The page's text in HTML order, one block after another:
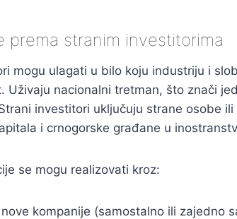
prema stranim investitorima
mogu ulagati u bilo koju industriju i
Uživaju nacionalni tretman, što znači
investitori uključuju strane osobe
i crnogorske građane u
se mogu realizovati kroz:
kompanije (samostalno ili zajedno